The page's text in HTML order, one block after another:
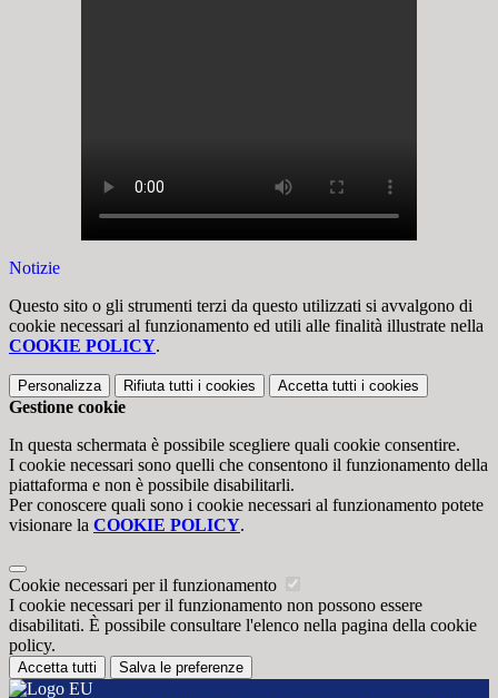
Notizie
Questo sito o gli strumenti terzi da questo utilizzati si avvalgono di
cookie necessari al funzionamento ed utili alle finalità illustrate nella
COOKIE POLICY.
Personalizza Rifiuta tutti i cookies Accetta tutti i cookies
Gestione cookie
In questa schermata è possibile scegliere quali cookie consentire.
I cookie necessari sono quelli che consentono il funzionamento della
piattaforma e non è possibile disabilitarli.
Per conoscere quali sono i cookie necessari al funzionamento potete
visionare la COOKIE POLICY.
Cookie necessari per il funzionamento
I cookie necessari per il funzionamento non possono essere
disabilitati. È possibile consultare l'elenco nella pagina della cookie
policy.
Accetta tutti Salva le preferenze